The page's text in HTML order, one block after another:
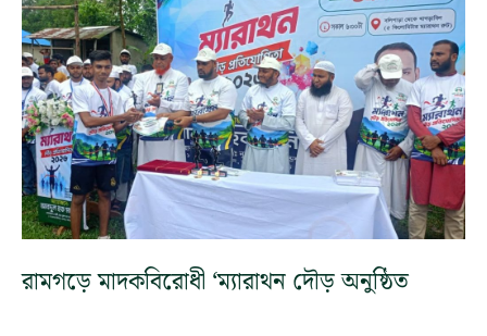
রামগড়ে মাদকবিরোধী ‘ম্যারাথন দৌড় অনুষ্ঠিত